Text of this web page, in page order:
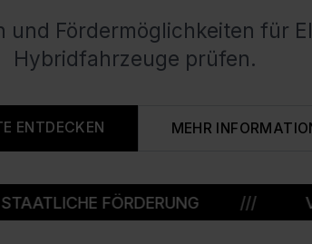
und Fördermöglichkeiten für
Hybridfahrzeuge prüfen.
ENTDECKEN MEHR
FÖRDERUNG /// VIELE